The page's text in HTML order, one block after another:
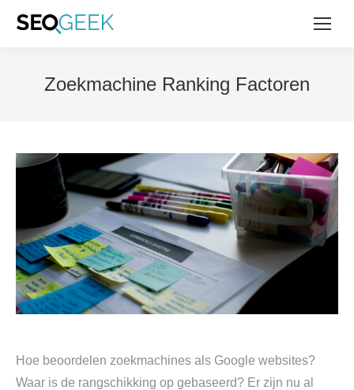
Zoekmachine Ranking Factoren
Hoe beoordelen zoekmachines als Google websites?
Waar is de rangschikking op gebaseerd? Er zijn nu al